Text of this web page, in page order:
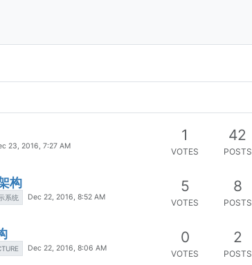
23, 2016, 7:27 AM
1
VOTES
42
POSTS
构
系统 Dec 22, 2016, 8:52 AM
5
VOTES
8
POSTS
Dec 22, 2016, 8:06 AM
0
VOTES
2
POSTS